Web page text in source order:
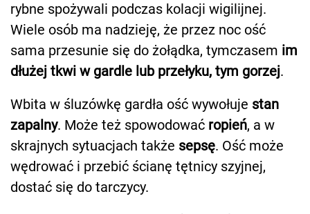
rybne spożywali podczas kolacji wigilijnej.
Wiele osób ma nadzieję, że przez noc ość
sama przesunie się do żołądka, tymczasem im
dłużej tkwi w gardle lub przełyku, tym gorzej.
Wbita w śluzówkę gardła ość wywołuje stan
zapalny. Może też spowodować ropień, a w
skrajnych sytuacjach także sepsę. Ość może
wędrować i przebić ścianę tętnicy szyjnej,
dostać się do tarczycy.